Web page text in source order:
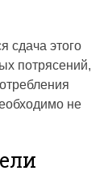
сдача этого
потрясений,
не